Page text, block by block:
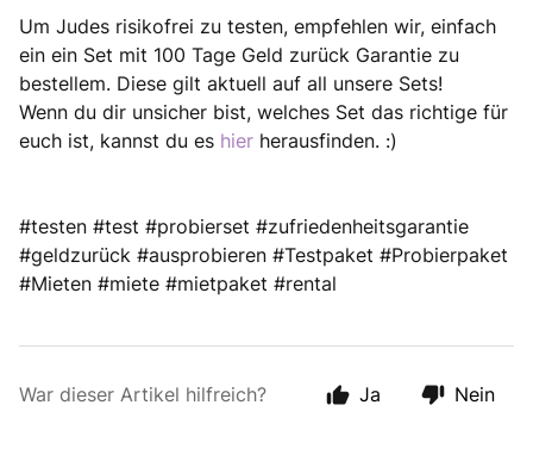
Um Judes risikofrei zu testen, empfehlen wir, einfach
ein ein Set mit 100 Tage Geld zurück Garantie zu
bestellem. Diese gilt aktuell auf all unsere Sets!
Wenn du dir unsicher bist, welches Set das richtige für
euch ist, kannst du es hier herausfinden. :)
#testen #test #probierset #zufriedenheitsgarantie
#geldzurück #ausprobieren #Testpaket #Probierpaket
#Mieten #miete #mietpaket #rental
War dieser Artikel hilfreich? Ja Nein